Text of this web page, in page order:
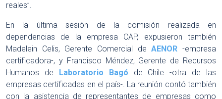
reales”.
En la última sesión de la comisión realizada en
dependencias de la empresa CAP, expusieron también
Madelein Celis, Gerente Comercial deAENOR -empresa
certificadora-, y Francisco Méndez, Gerente de Recursos
Humanos de Laboratorio Bagó de Chile -otra de las
empresas certificadas en el país-. La reunión contó también
con la asistencia de representantes de empresas como